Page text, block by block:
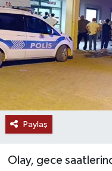
Paylaş
Olay, gece